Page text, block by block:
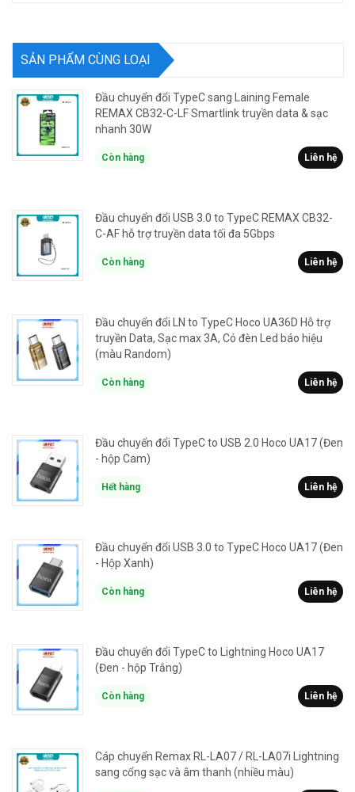
SẢN PHẨM CÙNG LOẠI
Đầu chuyển đổi TypeC sang Laining Female
REMAX CB32-C-LF Smartlink truyền data & sạc
nhanh 30W
Còn hàng Liên hệ
Đầu chuyển đổi USB 3.0 to TypeC REMAX CB32-
C-AF hỗ trợ truyền data tối đa 5Gbps
Còn hàng Liên hệ
Đầu chuyển đổi LN to TypeC Hoco UA36D Hỗ trợ
truyền Data, Sạc max 3A, Có đèn Led báo hiệu
(màu Random)
Còn hàng Liên hệ
Đầu chuyển đổi TypeC to USB 2.0 Hoco UA17 (Đen
- hộp Cam)
Hết hàng Liên hệ
Đầu chuyển đổi USB 3.0 to TypeC Hoco UA17 (Đen
- Hộp Xanh)
Còn hàng Liên hệ
Đầu chuyển đổi TypeC to Lightning Hoco UA17
(Đen - hộp Trắng)
Còn hàng Liên hệ
Cáp chuyển Remax RL-LA07 / RL-LA07i Lightning
sang cổng sạc và âm thanh (nhiều màu)